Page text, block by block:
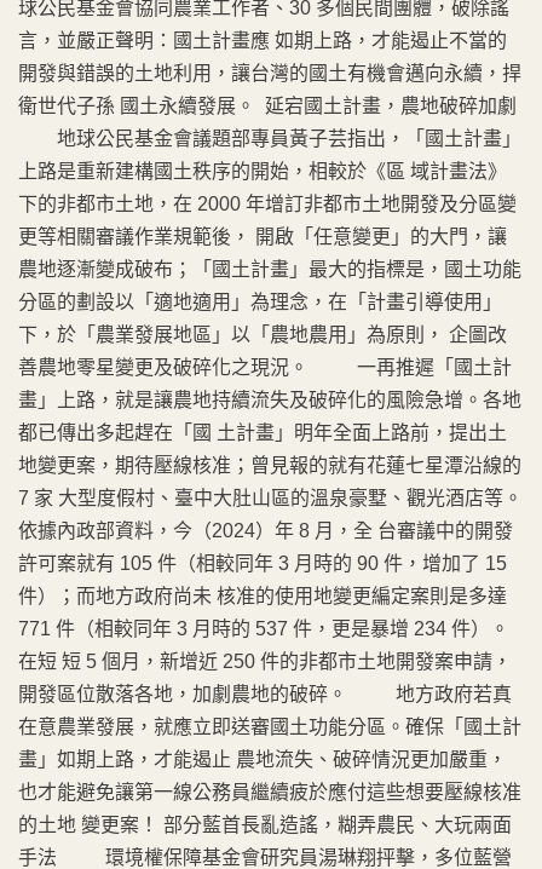
球公民基金會協同農業工作者、30 多個民間團體，破除謠
言，並嚴正聲明：國土計畫應 如期上路，才能遏止不當的
開發與錯誤的土地利用，讓台灣的國土有機會邁向永續，捍
衛世代子孫 國土永續發展。 延宕國土計畫，農地破碎加劇
地球公民基金會議題部專員黃子芸指出，「國土計畫」
上路是重新建構國土秩序的開始，相較於《區 域計畫法》
下的非都市土地，在 2000 年增訂非都市土地開發及分區變
更等相關審議作業規範後， 開啟「任意變更」的大門，讓
農地逐漸變成破布；「國土計畫」最大的指標是，國土功能
分區的劃設以「適地適用」為理念，在「計畫引導使用」
下，於「農業發展地區」以「農地農用」為原則， 企圖改
善農地零星變更及破碎化之現況。 一再推遲「國土計
畫」上路，就是讓農地持續流失及破碎化的風險急增。各地
都已傳出多起趕在「國 土計畫」明年全面上路前，提出土
地變更案，期待壓線核准；曾見報的就有花蓮七星潭沿線的
7 家 大型度假村、臺中大肚山區的溫泉豪墅、觀光酒店等。
依據內政部資料，今（2024）年 8 月，全 台審議中的開發
許可案就有 105 件（相較同年 3 月時的 90 件，增加了 15
件）；而地方政府尚未 核准的使用地變更編定案則是多達
771 件（相較同年 3 月時的 537 件，更是暴增 234 件）。
在短 短 5 個月，新增近 250 件的非都市土地開發案申請，
開發區位散落各地，加劇農地的破碎。 地方政府若真
在意農業發展，就應立即送審國土功能分區。確保「國土計
畫」如期上路，才能遏止 農地流失、破碎情況更加嚴重，
也才能避免讓第一線公務員繼續疲於應付這些想要壓線核准
的土地 變更案！ 部分藍首長亂造謠，糊弄農民、大玩兩面
手法 環境權保障基金會研究員湯琳翔抨擊，多位藍營